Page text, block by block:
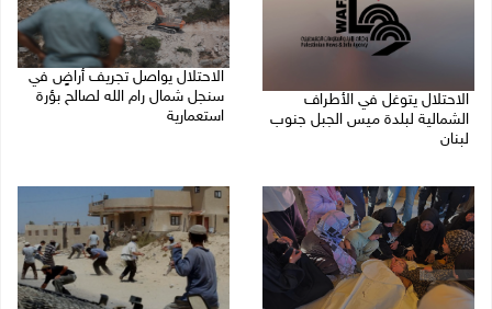
الاحتلال يتوغل في الأطراف
الشمالية لبلدة ميس الجبل جنوب
لبنان
الاحتلال يواصل تجريف أراضٍ في
سنجل شمال رام الله لصالح بؤرة
استعمارية